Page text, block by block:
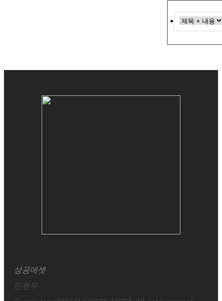
성공에셋
민현우